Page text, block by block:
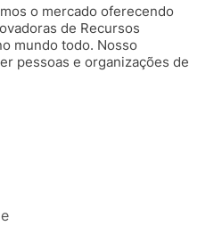
o mercado oferecendo
de Recursos
mundo todo. Nosso
pessoas e organizações de